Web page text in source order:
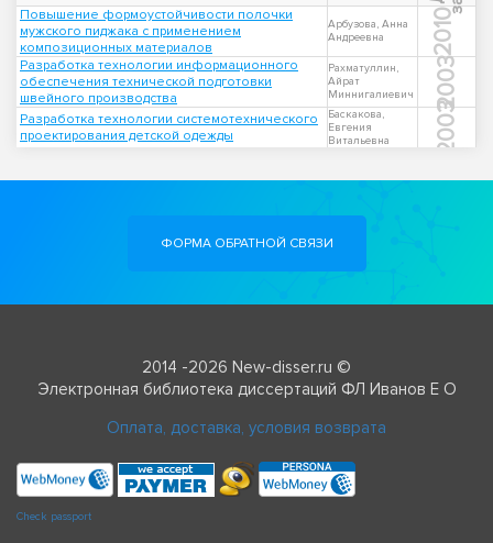
Повышение формоустойчивости полочки
мужского пиджака с применением
композиционных материалов
Арбузова, Анна
Андреевна
2010
Разработка технологии информационного
обеспечения технической подготовки
швейного производства
Рахматуллин,
Айрат
Миннигалиевич
2003
Разработка технологии системотехнического
проектирования детской одежды
Баскакова,
Евгения
Витальевна
2003
ФОРМА ОБРАТНОЙ СВЯЗИ
2014 -2026 New-disser.ru ©
Электронная библиотека диссертаций ФЛ Иванов Е О
Оплата, доставка, условия возврата
Check passport